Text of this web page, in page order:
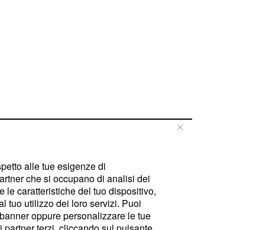
alle tue esigenze di
che si occupano di analisi dei
le caratteristiche del tuo dispositivo,
tuo utilizzo dei loro servizi. Puoi
oppure personalizzare le tue